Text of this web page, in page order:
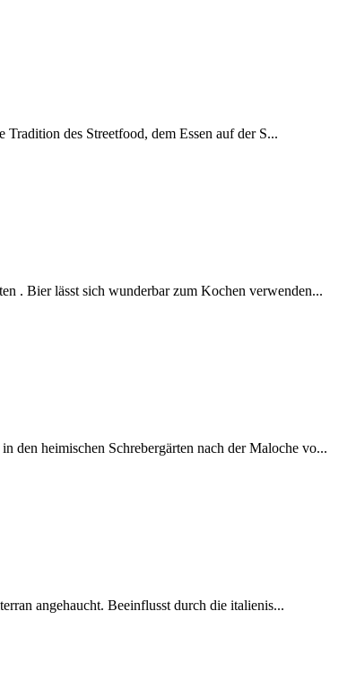
des Streetfood, dem Essen auf der S...
. Bier lässt sich wunderbar zum Kochen verwenden...
den heimischen Schrebergärten nach der Maloche vo...
angehaucht. Beeinflusst durch die italienis...